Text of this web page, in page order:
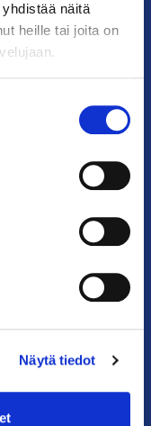
näitä
heille tai joita on
Näytä tiedot
Helsinki